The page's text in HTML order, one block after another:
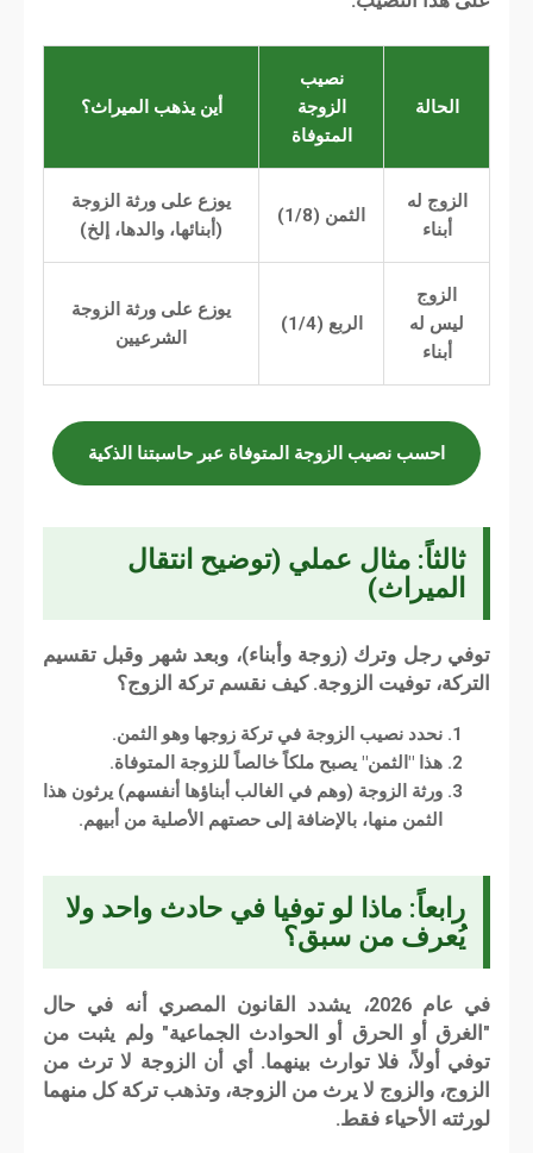
الحالة
نصيب
الزوجة
المتوفاة
أين يذهب الميراث؟
الزوج له
أبناء
الثمن (1/8)
يوزع على ورثة الزوجة
(أبنائها، والدها، إلخ)
الزوج
ليس له
أبناء
الربع (1/4)
يوزع على ورثة الزوجة
الشرعيين
احسب نصيب الزوجة المتوفاة عبر حاسبتنا الذكية
ثالثاً: مثال عملي (توضيح انتقال
الميراث)
توفي رجل وترك (زوجة وأبناء)، وبعد شهر وقبل تقسيم
التركة، توفيت الزوجة. كيف نقسم تركة الزوج؟
نحدد نصيب الزوجة في تركة زوجها وهو الثمن.
هذا "الثمن" يصبح ملكاً خالصاً للزوجة المتوفاة.
ورثة الزوجة (وهم في الغالب أبناؤها أنفسهم) يرثون هذا
الثمن منها، بالإضافة إلى حصتهم الأصلية من أبيهم.
رابعاً: ماذا لو توفيا في حادث واحد ولا
يُعرف من سبق؟
في عام 2026، يشدد القانون المصري أنه في حال
"الغرق أو الحرق أو الحوادث الجماعية" ولم يثبت من
توفي أولاً، فلا توارث بينهما. أي أن الزوجة لا ترث من
الزوج، والزوج لا يرث من الزوجة، وتذهب تركة كل منهما
لورثته الأحياء فقط.